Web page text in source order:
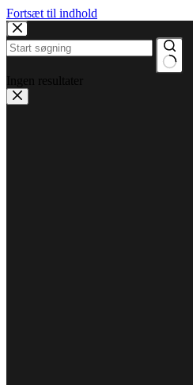
Fortsæt til indhold
Ingen resultater